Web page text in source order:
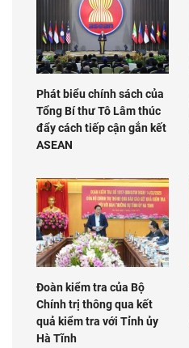
Phát biểu chính sách của
Tổng Bí thư Tô Lâm thúc
đẩy cách tiếp cận gắn kết
ASEAN
Đoàn kiểm tra của Bộ
Chính trị thông qua kết
quả kiểm tra với Tỉnh ủy
Hà Tĩnh